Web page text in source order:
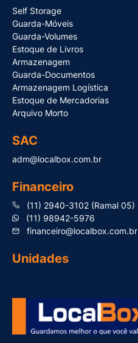
Self Storage
Guarda-Móveis
Guarda-Volumes
Estoque de Livros
Armazenagem
Guarda-Documentos
Armazenagem Logística
Estoque de Mercadorias
Arquivo Morto
SAC
adm@localbox.com.br
Financeiro
(11) 2940-3102 (Ramal 05)
(11) 98942-5976
financeiro@localbox.com.br
Unidades